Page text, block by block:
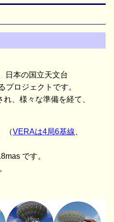
日本の国立天文台
プロジェクトです。
、様々な準備を経て、
（VERAは4局6基線
です。